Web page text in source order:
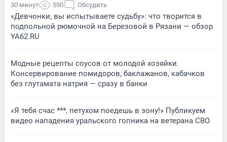
30 минут 590 Обсудить
«Девчонки, вы испытываете судьбу»: что творится в
подпольной рюмочной на Березовой в Рязани — обзор
YA62.RU
Модные рецепты соусов от молодой хозяйки.
Консервирование помидоров, баклажанов, кабачков
без глутамата натрия — сразу в банки
«Я тебя счас ***, петухом поедешь в зону!» Публикуем
видео нападения уральского гопника на ветерана СВО